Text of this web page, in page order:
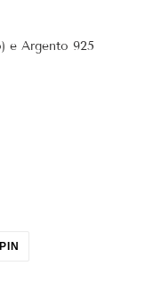
e Argento 925
PIN